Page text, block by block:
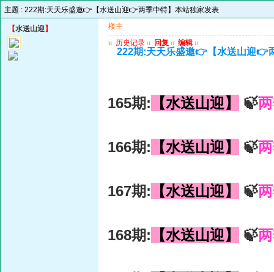
主题 : 222期:天天乐盛邀👉【水送山迎👉两季中特】本站独家发表
【水送山迎】
楼主
u 历史记录 u 回复 u 编辑 u
222期:天天乐盛邀👉【水送山迎👉
165期: 【水送山迎】 🍃
166期: 【水送山迎】 🍃
167期: 【水送山迎】 🍃
168期: 【水送山迎】 🍃